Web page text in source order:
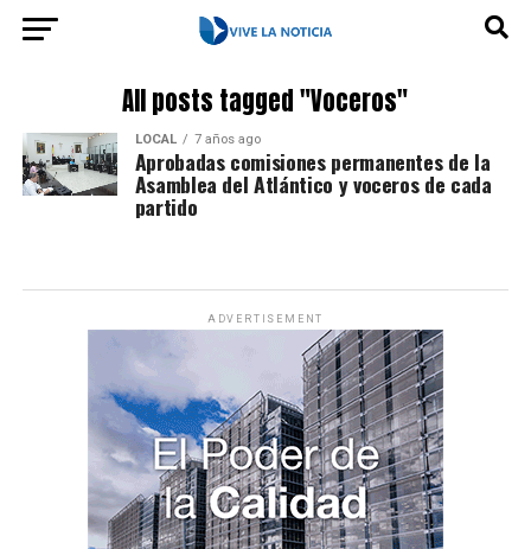
All posts tagged "Voceros"
LOCAL 7 años ago
Aprobadas comisiones permanentes de la
Asamblea del Atlántico y voceros de cada
partido
ADVERTISEMENT